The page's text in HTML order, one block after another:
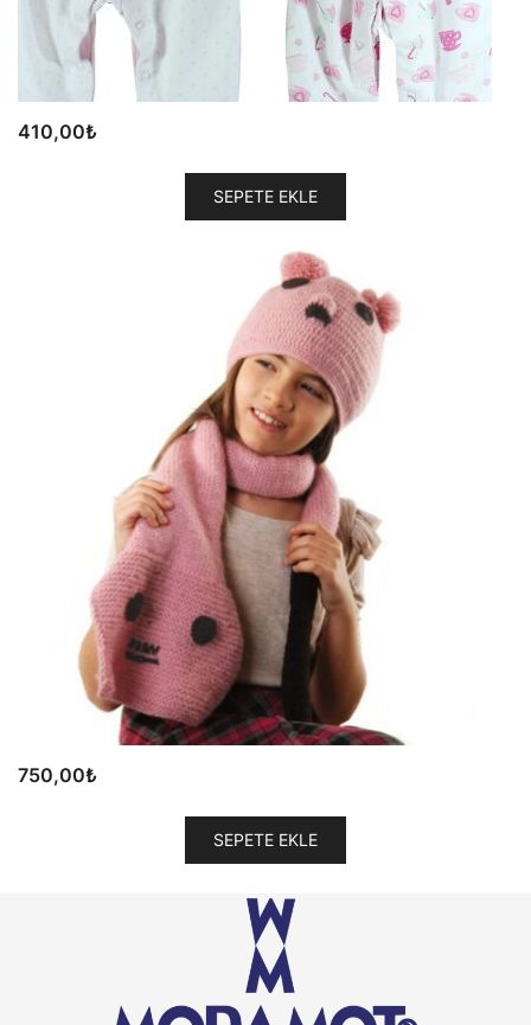
410,00₺
SEPETE EKLE
750,00₺
SEPETE EKLE